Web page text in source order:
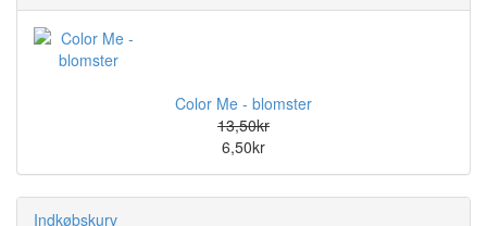
Color Me - blomster
13,50kr
6,50kr
Indkøbskurv